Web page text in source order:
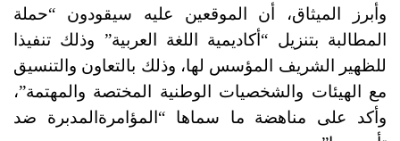
وأبرز الميثاق، أن الموقعين عليه سيقودون “حملة
المطالبة بتنزيل “أكاديمية اللغة العربية” وذلك تنفيذا
للظهير الشريف المؤسس لها، وذلك بالتعاون والتنسيق
مع الهيئات والشخصيات الوطنية المختصة والمهتمة”،
وأكد على مناهضة ما سماها “المؤامرةالمدبرة ضد